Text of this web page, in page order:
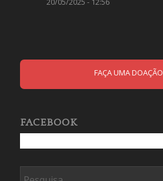
20/05/2025 - 12:56
FAÇA UMA DOAÇÃO
FACEBOOK